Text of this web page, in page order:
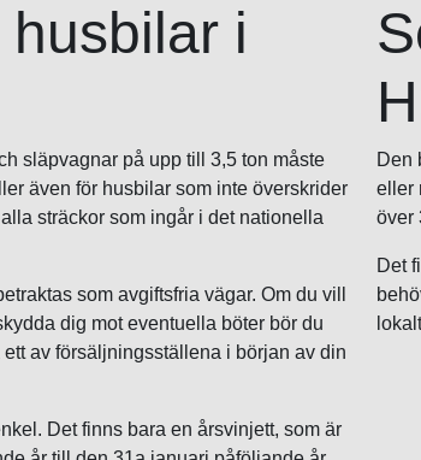
i
släpvagnar på upp till 3,5 ton måste
även för husbilar som inte överskrider
sträckor som ingår i det nationella
som avgiftsfria vägar. Om du vill
dig mot eventuella böter bör du
av försäljningsställena i början av din
Det finns bara en årsvinjett, som är
Den
eller
över
Det